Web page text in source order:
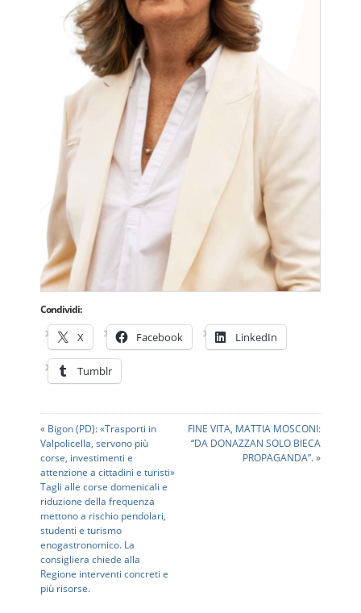
Condividi:
X Facebook LinkedIn
Tumblr
« Bigon (PD): «Trasporti in
Valpolicella, servono più
corse, investimenti e
attenzione a cittadini e turisti»
Tagli alle corse domenicali e
riduzione della frequenza
mettono a rischio pendolari,
studenti e turismo
enogastronomico. La
consigliera chiede alla
Regione interventi concreti e
più risorse.
FINE VITA, MATTIA MOSCONI:
“DA DONAZZAN SOLO BIECA
PROPAGANDA”.»